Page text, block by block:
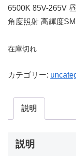
6500K 85V-265V
角度照射 高輝度
在庫切れ
カテゴリー:
説明
説明